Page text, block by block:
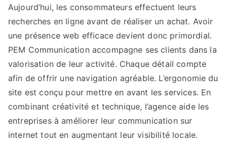
Aujourd’hui, les consommateurs effectuent leurs
recherches en ligne avant de réaliser un achat. Avoir
une présence web efficace devient donc primordial.
PEM Communication accompagne ses clients dans la
valorisation de leur activité. Chaque détail compte
afin de offrir une navigation agréable. L’ergonomie du
site est conçu pour mettre en avant les services. En
combinant créativité et technique, l’agence aide les
entreprises à améliorer leur communication sur
internet tout en augmentant leur visibilité locale.